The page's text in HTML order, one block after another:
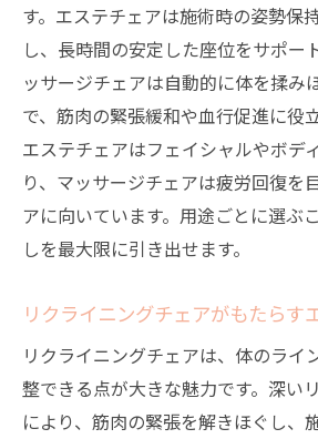
す。エステチェアは施術時の姿勢保
し、長時間の安定した座位をサポー
ッサージチェアは自動的に体を揉み
で、筋肉の緊張緩和や血行促進に役
エステチェアはフェイシャルやボデ
り、マッサージチェアは疲労回復を
アに向いています。用途ごとに選ぶ
しを最大限に引き出せます。
リクライニングチェアがもたらす
リクライニングチェアは、体のライ
整できる点が大きな魅力です。深い
により、筋肉の緊張を解きほぐし、